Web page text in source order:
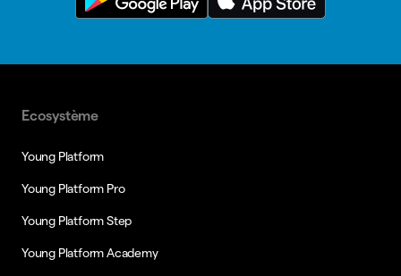
Ecosystème
Young Platform
Young Platform Pro
Young Platform Step
Young Platform Academy